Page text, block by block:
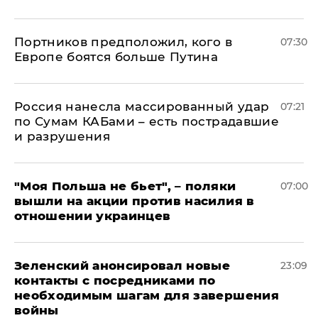
Портников предположил, кого в
Европе боятся больше Путина
07:30
Россия нанесла массированный удар
по Сумам КАБами – есть пострадавшие
и разрушения
07:21
"Моя Польша не бьет", – поляки
вышли на акции против насилия в
отношении украинцев
07:00
Зеленский анонсировал новые
контакты с посредниками по
необходимым шагам для завершения
войны
23:09